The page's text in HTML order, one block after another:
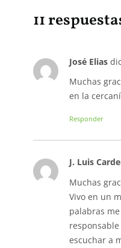
11
José Elias
Muchas
en la
Responder
J. Luis
Muchas
Vivo en un
palabras
escuchar a